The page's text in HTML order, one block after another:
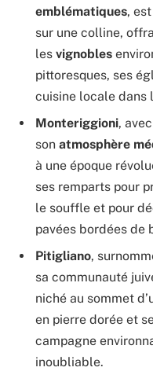
emblématiques,
sur une colline,
les vignobles
pittoresques, ses
cuisine locale dans
Monteriggioni,
son atmosphère
à une époque
ses remparts pour
le souffle et pour
pavées bordées de
Pitigliano,
sa communauté
niché au sommet
en pierre dorée et
campagne
inoubliable.